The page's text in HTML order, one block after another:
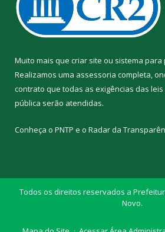
Muito mais que criar site ou sistema
Realizamos uma assessoria completa,
contrato que todas as exigências das leis
pública serão atendidas.
Conheça o PNTP e o Radar da
Todos os direitos reservados a
Novo.